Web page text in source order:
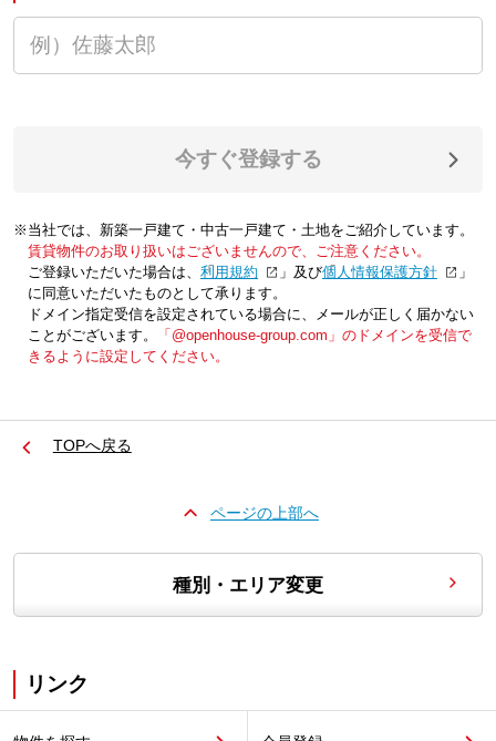
今すぐ登録する
※当社では、新築一戸建て・中古一戸建て・土地をご紹介しています。
賃貸物件のお取り扱いはございませんので、ご注意ください。
ご登録いただいた場合は、「利用規約 」及び「個人情報保護方針
」
に同意いただいたものとして承ります。
ドメイン指定受信を設定されている場合に、メールが正しく届かない
ことがございます。
「@openhouse-group.com」のドメインを受信で
きるように設定してください。
TOPへ戻る
ページの上部へ
種別・エリア変更
リンク